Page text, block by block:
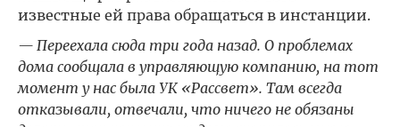
известные ей права обращаться в инстанции.
— Переехала сюда три года назад. О проблемах
дома сообщала в управляющую компанию, на тот
момент у нас была УК «Рассвет». Там всегда
отказывали, отвечали, что ничего не обязаны